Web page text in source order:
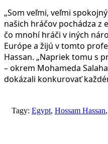
„Som veľmi, veľmi
našich hráčov pochádza z
čo mnohí hráči v iných
Európe a žijú v tomto
Hassan. „Napriek tomu s
– okrem Mohameda
dokázali konkurovať
Tagy: Egypt, Hossam Hassan,